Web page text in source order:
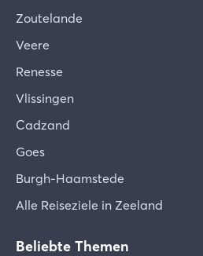
Zoutelande
Veere
Renesse
Vlissingen
Cadzand
Goes
Burgh-Haamstede
Alle Reiseziele in Zeeland
Beliebte Themen